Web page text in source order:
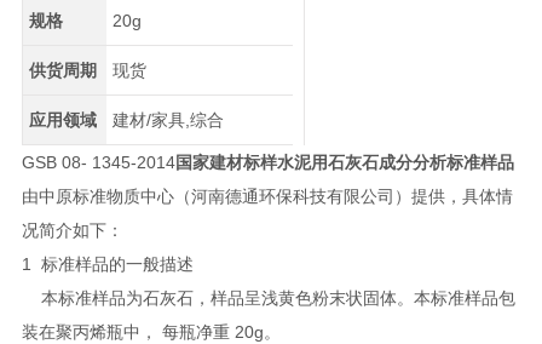
规格 20g
供货周期 现货
应用领域 建材/家具,综合
GSB 08- 1345-2014国家建材标样水泥用石灰石成分分析标准样品
由中原标准物质中心（河南德通环保科技有限公司）提供，具体情
况简介如下：
1 标准样品的一般描述
本标准样品为石灰石，样品呈浅黄色粉末状固体。本标准样品包
装在聚丙烯瓶中， 每瓶净重 20g。